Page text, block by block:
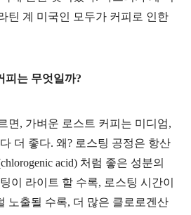
틴 계 미국인 모두가 커피로 인한
피는 무엇일까?
면, 가벼운 로스트 커피는 미디엄,
더 좋다. 왜? 로스팅 공정은 항산
acid) 처럼 좋은 성분의
이 라이트 할 수록, 로스팅 시간이
노출될 수록, 더 많은 클로로겐산